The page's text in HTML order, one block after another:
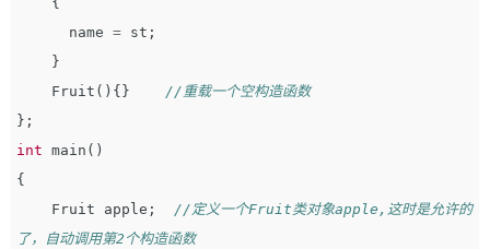
name = st ;
}
Fruit (){}
//重载一个空构造函数
};
int main ()
{
Fruit
apple ;
//定义一个Fruit类对象apple,这时是允许的
了，自动调用第2个构造函数